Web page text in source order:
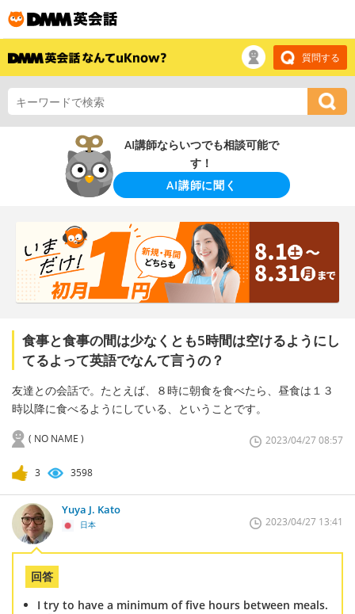
質問する
AI講師ならいつでも相談可能で
す！
AI講師に聞く
食事と食事の間は少なくとも5時間は空けるようにし
てるよって英語でなんて言うの？
友達との会話で。たとえば、８時に朝食を食べたら、昼食は１３
時以降に食べるようにしている、ということです。
( NO NAME ) 2023/04/27 08:57
3 3598
Yuya J. Kato
日本 2023/04/27 13:41
回答
I try to have a minimum of five hours between meals.